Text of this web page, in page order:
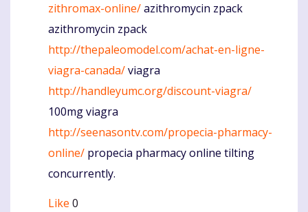
zithromax-online/azithromycin zpack
azithromycin zpack
http://thepaleomodel.com/achat-en-ligne-
viagra-canada/viagra
http://handleyumc.org/discount-viagra/
100mg viagra
http://seenasontv.com/propecia-pharmacy-
online/ propecia pharmacy online tilting
concurrently.
Like 0